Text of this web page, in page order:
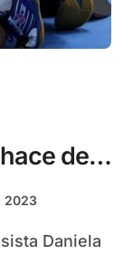
de
2023